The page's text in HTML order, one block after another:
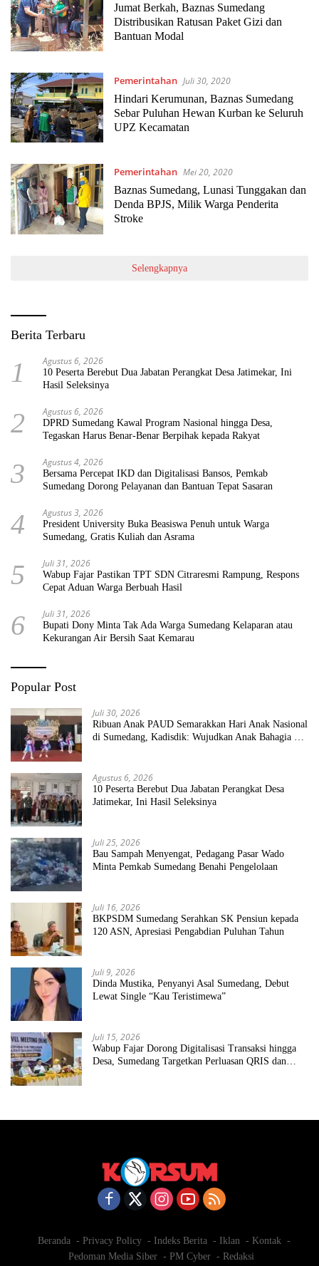
Jumat Berkah, Baznas Sumedang
Distribusikan Ratusan Paket Gizi dan
Bantuan Modal
Pemerintahan Juli 30, 2020
Hindari Kerumunan, Baznas Sumedang
Sebar Puluhan Hewan Kurban ke Seluruh
UPZ Kecamatan
Pemerintahan Mei 20, 2020
Baznas Sumedang, Lunasi Tunggakan dan
Denda BPJS, Milik Warga Penderita
Stroke
Selengkapnya
Berita Terbaru
1 Agustus 6, 2026
10 Peserta Berebut Dua Jabatan Perangkat Desa Jatimekar, Ini
Hasil Seleksinya
2 Agustus 6, 2026
DPRD Sumedang Kawal Program Nasional hingga Desa,
Tegaskan Harus Benar-Benar Berpihak kepada Rakyat
3 Agustus 4, 2026
Bersama Percepat IKD dan Digitalisasi Bansos, Pemkab
Sumedang Dorong Pelayanan dan Bantuan Tepat Sasaran
4 Agustus 3, 2026
President University Buka Beasiswa Penuh untuk Warga
Sumedang, Gratis Kuliah dan Asrama
5 Juli 31, 2026
Wabup Fajar Pastikan TPT SDN Citraresmi Rampung, Respons
Cepat Aduan Warga Berbuah Hasil
6 Juli 31, 2026
Bupati Dony Minta Tak Ada Warga Sumedang Kelaparan atau
Kekurangan Air Bersih Saat Kemarau
Popular Post
Juli 30, 2026
Ribuan Anak PAUD Semarakkan Hari Anak Nasional
di Sumedang, Kadisdik: Wujudkan Anak Bahagia dan
Agustus 6, 2026
10 Peserta Berebut Dua Jabatan Perangkat Desa
Jatimekar, Ini Hasil Seleksinya
Juli 25, 2026
Bau Sampah Menyengat, Pedagang Pasar Wado
Minta Pemkab Sumedang Benahi Pengelolaan
Juli 16, 2026
BKPSDM Sumedang Serahkan SK Pensiun kepada
120 ASN, Apresiasi Pengabdian Puluhan Tahun
Juli 9, 2026
Dinda Mustika, Penyanyi Asal Sumedang, Debut
Lewat Single “Kau Teristimewa”
Juli 15, 2026
Wabup Fajar Dorong Digitalisasi Transaksi hingga
Desa, Sumedang Targetkan Perluasan QRIS dan
Beranda Privacy Policy Indeks Berita Iklan
Kontak
Pedoman Media Siber
PM Cyber Redaksi